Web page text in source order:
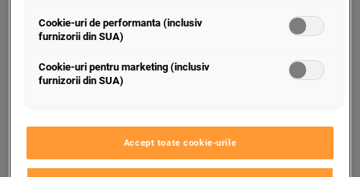
TOATE
MĂRCILE
VOLKSWAGEN
AUTOVEHICULE
COMERCIALE
Cookie-uri de performanta (inclusiv
furnizorii din SUA)
Cookie-uri pentru marketing (inclusiv
furnizorii din SUA)
Accept toate cookie-urile